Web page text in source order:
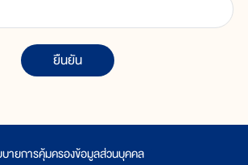
ยืนยัน
บายการคุ้มครองข้อมูลส่วนบุคคล